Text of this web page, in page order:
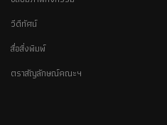
วีดีทัศน์
สื่อสิ่งพิมพ์
ตราสัญลักษณ์คณะฯ